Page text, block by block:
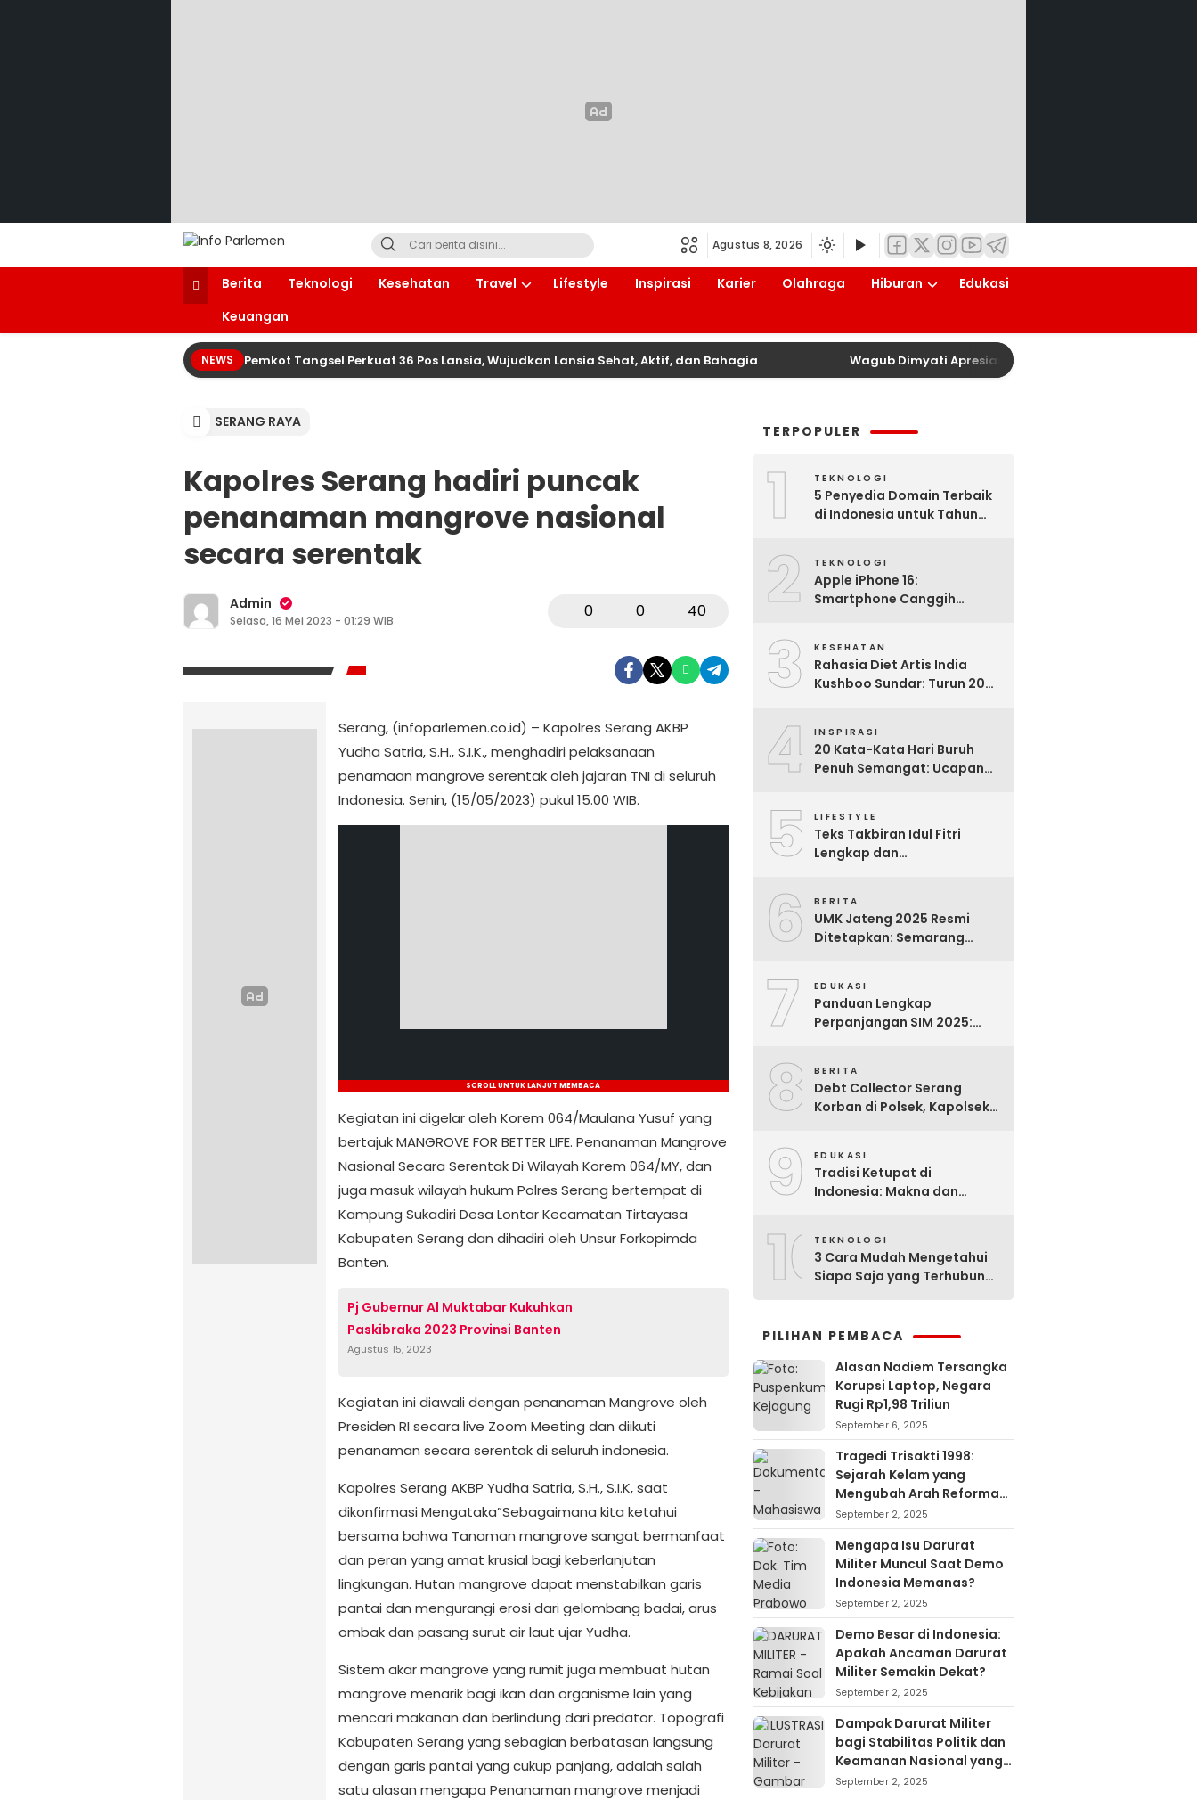
Info Parlemen
Suara Aspirasi Rakyat
Agustus 8, 2026
Berita Teknologi Kesehatan Travel Lifestyle Inspirasi Karier Olahraga Hiburan
Edukasi
Keuangan
NEWS Pemkot Tangsel Perkuat 36 Pos Lansia, Wujudkan Lansia Sehat, Aktif, dan Bahagia Wagub Dimyati Apresiasi Polda Banten Salurkan Air
SERANG RAYA
Kapolres Serang hadiri puncak
penanaman mangrove nasional
secara serentak
Admin
Selasa, 16 Mei 2023 - 01:29 WIB 0 0 40
Serang, (infoparlemen.co.id) – Kapolres Serang AKBP
Yudha Satria, S.H., S.I.K., menghadiri pelaksanaan
penamaan mangrove serentak oleh jajaran TNI di seluruh
Indonesia. Senin, (15/05/2023) pukul 15.00 WIB.
SCROLL UNTUK LANJUT MEMBACA
Kegiatan ini digelar oleh Korem 064/Maulana Yusuf yang
bertajuk MANGROVE FOR BETTER LIFE. Penanaman Mangrove
Nasional Secara Serentak Di Wilayah Korem 064/MY, dan
juga masuk wilayah hukum Polres Serang bertempat di
Kampung Sukadiri Desa Lontar Kecamatan Tirtayasa
Kabupaten Serang dan dihadiri oleh Unsur Forkopimda
Banten.
Pj Gubernur Al Muktabar Kukuhkan
Paskibraka 2023 Provinsi Banten
Agustus 15, 2023
Kegiatan ini diawali dengan penanaman Mangrove oleh
Presiden RI secara live Zoom Meeting dan diikuti
penanaman secara serentak di seluruh indonesia.
Kapolres Serang AKBP Yudha Satria, S.H., S.I.K, saat
dikonfirmasi Mengataka”Sebagaimana kita ketahui
bersama bahwa Tanaman mangrove sangat bermanfaat
dan peran yang amat krusial bagi keberlanjutan
lingkungan. Hutan mangrove dapat menstabilkan garis
pantai dan mengurangi erosi dari gelombang badai, arus
ombak dan pasang surut air laut ujar Yudha.
Sistem akar mangrove yang rumit juga membuat hutan
mangrove menarik bagi ikan dan organisme lain yang
mencari makanan dan berlindung dari predator. Topografi
Kabupaten Serang yang sebagian berbatasan langsung
dengan garis pantai yang cukup panjang, adalah salah
satu alasan mengapa Penanaman mangrove menjadi
TERPOPULER
1 TEKNOLOGI
5 Penyedia Domain Terbaik
di Indonesia untuk Tahun
2 TEKNOLOGI
Apple iPhone 16:
Smartphone Canggih
3 KESEHATAN
Rahasia Diet Artis India
Kushboo Sundar: Turun 20
4 INSPIRASI
20 Kata-Kata Hari Buruh
Penuh Semangat: Ucapan
5 LIFESTYLE
Teks Takbiran Idul Fitri
Lengkap dan
6 BERITA
UMK Jateng 2025 Resmi
Ditetapkan: Semarang
7 EDUKASI
Panduan Lengkap
Perpanjangan SIM 2025:
8 BERITA
Debt Collector Serang
Korban di Polsek, Kapolsek
9 EDUKASI
Tradisi Ketupat di
Indonesia: Makna dan
10TEKNOLOGI
3 Cara Mudah Mengetahui
Siapa Saja yang Terhubung
PILIHAN PEMBACA
Alasan Nadiem Tersangka
Korupsi Laptop, Negara
Rugi Rp1,98 Triliun
September 6, 2025
Tragedi Trisakti 1998:
Sejarah Kelam yang
Mengubah Arah Reformasi
Indonesia
September 2, 2025
Mengapa Isu Darurat
Militer Muncul Saat Demo
Indonesia Memanas?
September 2, 2025
Demo Besar di Indonesia:
Apakah Ancaman Darurat
Militer Semakin Dekat?
September 2, 2025
Dampak Darurat Militer
bagi Stabilitas Politik dan
Keamanan Nasional yang
Sering Terlupakan
September 2, 2025